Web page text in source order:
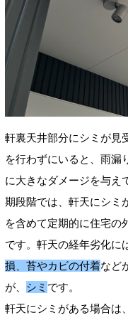
軒裏天井部分にシミが見
を行わずにいると、雨漏
に大きなダメージを与え
期段階では、軒天にシミ
を含めて定期的に住宅の
です。軒天の経年劣化に
損、苔やカビの付着など
が、 シミ です。
軒天にシミがある場合は